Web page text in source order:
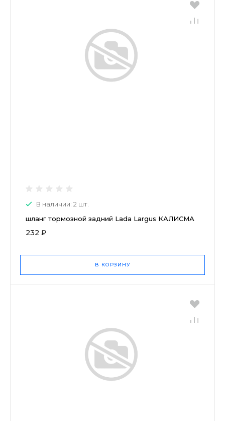
В наличии: 2 шт.
шланг тормозной задний Lada Largus КАЛИСМА
232 ₽
В КОРЗИНУ